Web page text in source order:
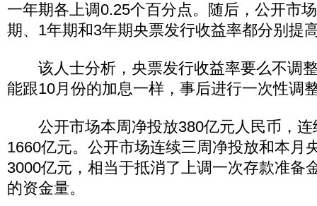
一年期各上调0.25个百分点。随后，公开市
期、1年期和3年期央票发行收益率都分别提
该人士分析，央票发行收益率要么不调
能跟10月份的加息一样，事后进行一次性调
公开市场本周净投放380亿元人民币，连
1660亿元。公开市场连续三周净投放和本月
3000亿元，相当于抵消了上调一次存款准备
的资金量。